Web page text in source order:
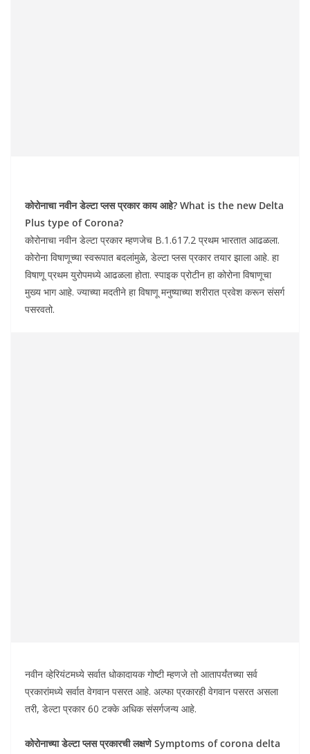
कोरोनाचा नवीन डेल्टा प्लस प्रकार काय आहे? What is the new Delta
Plus type of Corona?
कोरोनाचा नवीन डेल्टा प्रकार म्हणजेच B.1.617.2 प्रथम भारतात आढळला.
कोरोना विषाणूच्या स्वरूपात बदलांमुळे, डेल्टा प्लस प्रकार तयार झाला आहे. हा
विषाणू प्रथम युरोपमध्ये आढळला होता. स्पाइक प्रोटीन हा कोरोना विषाणूचा
मुख्य भाग आहे. ज्याच्या मदतीने हा विषाणू मनुष्याच्या शरीरात प्रवेश करून संसर्ग
पसरवतो.
नवीन व्हेरियंटमध्ये सर्वात धोकादायक गोष्टी म्हणजे तो आतापर्यंतच्या सर्व
प्रकारांमध्ये सर्वात वेगवान पसरत आहे. अल्फा प्रकारही वेगवान पसरत असला
तरी, डेल्टा प्रकार 60 टक्के अधिक संसर्गजन्य आहे.
कोरोनाच्या डेल्टा प्लस प्रकारची लक्षणे Symptoms of corona delta